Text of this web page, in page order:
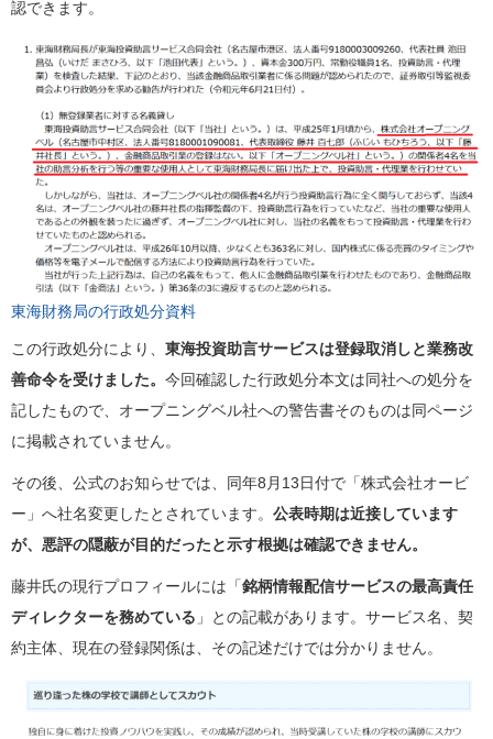
認できます。
東海財務局の行政処分資料
この行政処分により、 東海投資助言サービスは登録取消しと業務改
善命令を受けました。 今回確認した行政処分本文は同社への処分を
記したもので、オープニングベル社への警告書そのものは同ページ
に掲載されていません。
その後、公式のお知らせでは、同年8月13日付で「株式会社オービ
ー」へ社名変更したとされています。 公表時期は近接しています
が、悪評の隠蔽が目的だったと示す根拠は確認できません。
藤井氏の現行プロフィールには「銘柄情報配信サービスの最高責任
ディレクターを務めている 」との記載があります。サービス名、契
約主体、現在の登録関係は、その記述だけでは分かりません。